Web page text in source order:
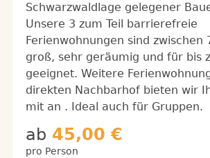
Schwarzwaldlage gelegener
Unsere 3 zum Teil barrierefreie
Ferienwohnungen sind zwischen
groß, sehr geräumig und für bis
geeignet. Weitere
direkten Nachbarhof bieten wir
mit an . Ideal auch für Gruppen.
ab 45,00 €
pro Person